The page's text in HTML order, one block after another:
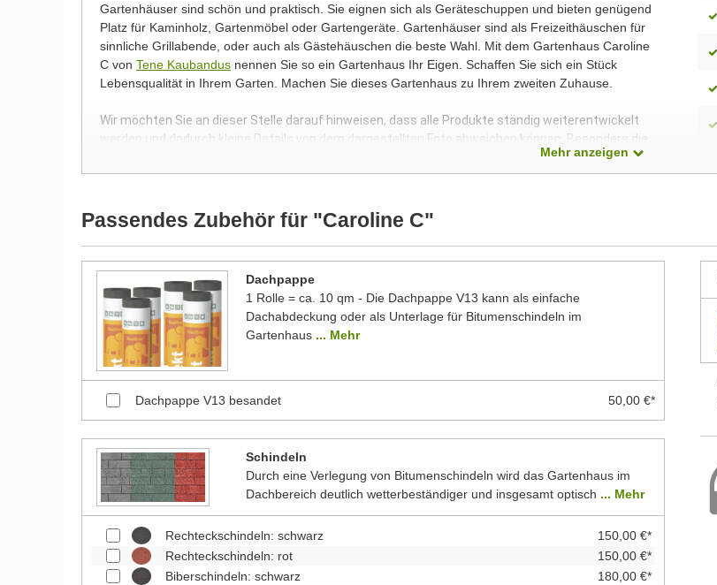
Gartenhäuser sind schön und praktisch. Sie eignen sich als Geräteschuppen und bieten genügend
Platz für Kaminholz, Gartenmöbel oder Gartengeräte. Gartenhäuser sind als Freizeithäuschen für
sinnliche Grillabende, oder auch als Gästehäuschen die beste Wahl. Mit dem Gartenhaus Caroline
C von Tene Kaubandus nennen Sie so ein Gartenhaus Ihr Eigen. Schaffen Sie sich ein Stück
Lebensqualität in Ihrem Garten. Machen Sie dieses Gartenhaus zu Ihrem zweiten Zuhause.
Wir möchten Sie an dieser Stelle darauf hinweisen, dass alle Produkte ständig weiterentwickelt
werden und dadurch kleine Details von dem dargestellten Foto abweichen können. Besonders die
Bilder unserer Kunden stellen teilweise modifizierte Modelle dar. Alle Maße sind Circa-Angaben.
Mehr anzeigen
Passendes Zubehör für "Caroline C"
Dachpappe
1 Rolle = ca. 10 qm - Die Dachpappe V13 kann als einfache
Dachabdeckung oder als Unterlage für Bitumenschindeln im
Gartenhaus ... Mehr
Dachpappe V13 besandet 50,00 €*
Schindeln
Durch eine Verlegung von Bitumenschindeln wird das Gartenhaus im
Dachbereich deutlich wetterbeständiger und insgesamt optisch ... Mehr
Rechteckschindeln: schwarz
150,00 €*
Rechteckschindeln: rot
150,00 €*
Biberschindeln: schwarz
180,00 €*